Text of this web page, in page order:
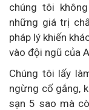
chúng tôi
những giá trị
pháp lý khiến
vào đội ngũ của
Chúng tôi lấy
ngừng cố gắng,
sạn 5 sao mà